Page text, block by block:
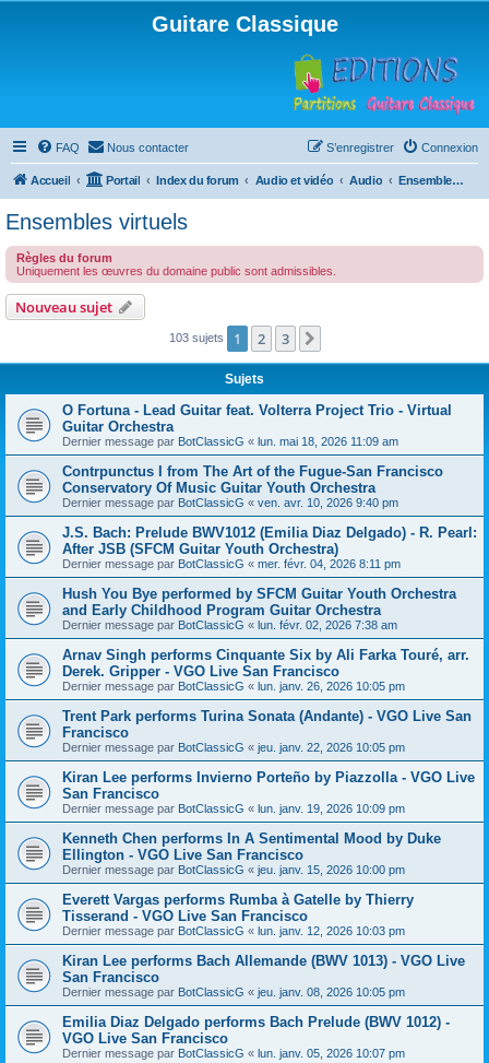
Guitare Classique
FAQ Nous contacter Connexion
S’enregistrer
Accueil Portail Index du forum Audio et vidéo Audio Ensembles virtuels
Ensembles virtuels
Règles du forum
Uniquement les œuvres du domaine public sont admissibles.
Nouveau sujet
103 sujets 1 2 3
Sujets
O Fortuna - Lead Guitar feat. Volterra Project Trio - Virtual
Guitar Orchestra
Dernier message par BotClassicG « lun. mai 18, 2026 11:09 am
Contrpunctus I from The Art of the Fugue-San Francisco
Conservatory Of Music Guitar Youth Orchestra
Dernier message par BotClassicG « ven. avr. 10, 2026 9:40 pm
J.S. Bach: Prelude BWV1012 (Emilia Diaz Delgado) - R. Pearl:
After JSB (SFCM Guitar Youth Orchestra)
Dernier message par BotClassicG « mer. févr. 04, 2026 8:11 pm
Hush You Bye performed by SFCM Guitar Youth Orchestra
and Early Childhood Program Guitar Orchestra
Dernier message par BotClassicG « lun. févr. 02, 2026 7:38 am
Arnav Singh performs Cinquante Six by Ali Farka Touré, arr.
Derek. Gripper - VGO Live San Francisco
Dernier message par BotClassicG « lun. janv. 26, 2026 10:05 pm
Trent Park performs Turina Sonata (Andante) - VGO Live San
Francisco
Dernier message par BotClassicG « jeu. janv. 22, 2026 10:05 pm
Kiran Lee performs Invierno Porteño by Piazzolla - VGO Live
San Francisco
Dernier message par BotClassicG « lun. janv. 19, 2026 10:09 pm
Kenneth Chen performs In A Sentimental Mood by Duke
Ellington - VGO Live San Francisco
Dernier message par BotClassicG « jeu. janv. 15, 2026 10:00 pm
Everett Vargas performs Rumba à Gatelle by Thierry
Tisserand - VGO Live San Francisco
Dernier message par BotClassicG « lun. janv. 12, 2026 10:03 pm
Kiran Lee performs Bach Allemande (BWV 1013) - VGO Live
San Francisco
Dernier message par BotClassicG « jeu. janv. 08, 2026 10:05 pm
Emilia Diaz Delgado performs Bach Prelude (BWV 1012) -
VGO Live San Francisco
Dernier message par BotClassicG « lun. janv. 05, 2026 10:07 pm